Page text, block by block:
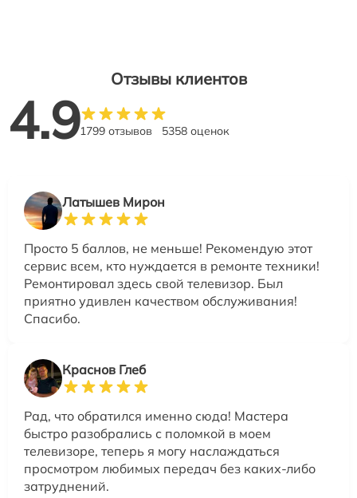
Отзывы клиентов
4.91799 отзывов 5358 оценок
Латышев Мирон
Просто 5 баллов, не меньше! Рекомендую этот
сервис всем, кто нуждается в ремонте техники!
Ремонтировал здесь свой телевизор. Был
приятно удивлен качеством обслуживания!
Спасибо.
Краснов Глеб
Рад, что обратился именно сюда! Мастера
быстро разобрались с поломкой в моем
телевизоре, теперь я могу наслаждаться
просмотром любимых передач без каких-либо
затруднений.